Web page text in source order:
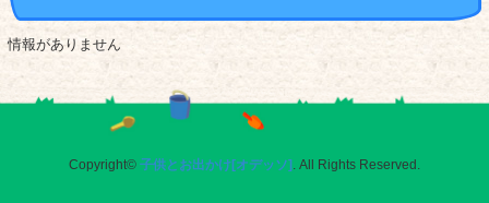
情報がありません
Copyright© 子供とお出かけ[オデッソ] . All Rights Reserved.